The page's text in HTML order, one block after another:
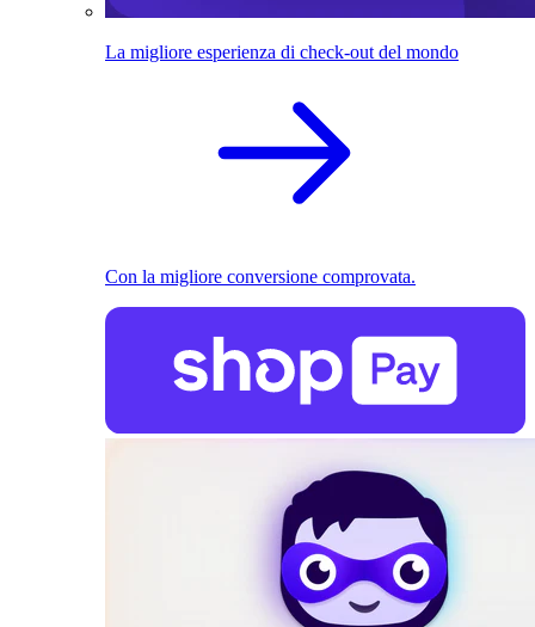
La migliore esperienza di check-out del mondo
Con la migliore conversione comprovata.